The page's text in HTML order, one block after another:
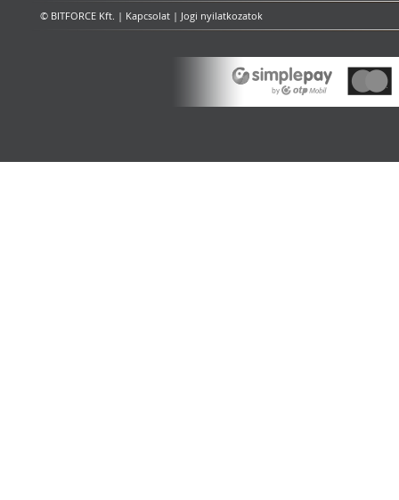
© BITFORCE Kft. | Kapcsolat | Jogi nyilatkozatok